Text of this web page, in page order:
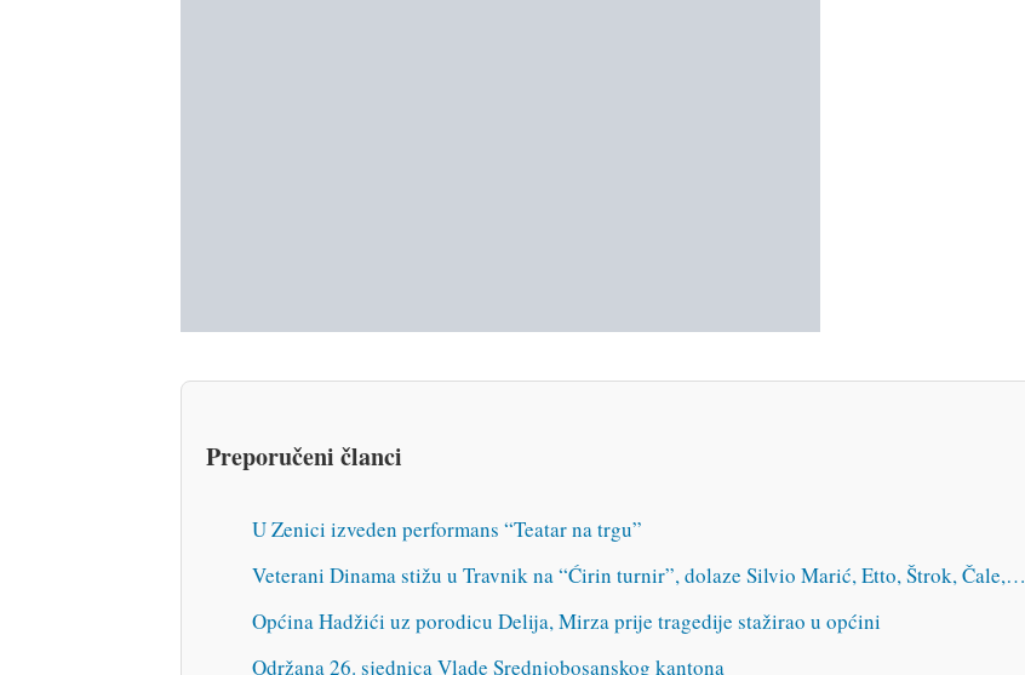
Preporučeni članci
U Zenici izveden performans “Teatar na trgu”
Veterani Dinama stižu u Travnik na “Ćirin turnir”, dolaze Silvio Marić, Etto, Štrok, Čale,…
Općina Hadžići uz porodicu Delija, Mirza prije tragedije stažirao u općini
Održana 26. sjednica Vlade Srednjobosanskog kantona